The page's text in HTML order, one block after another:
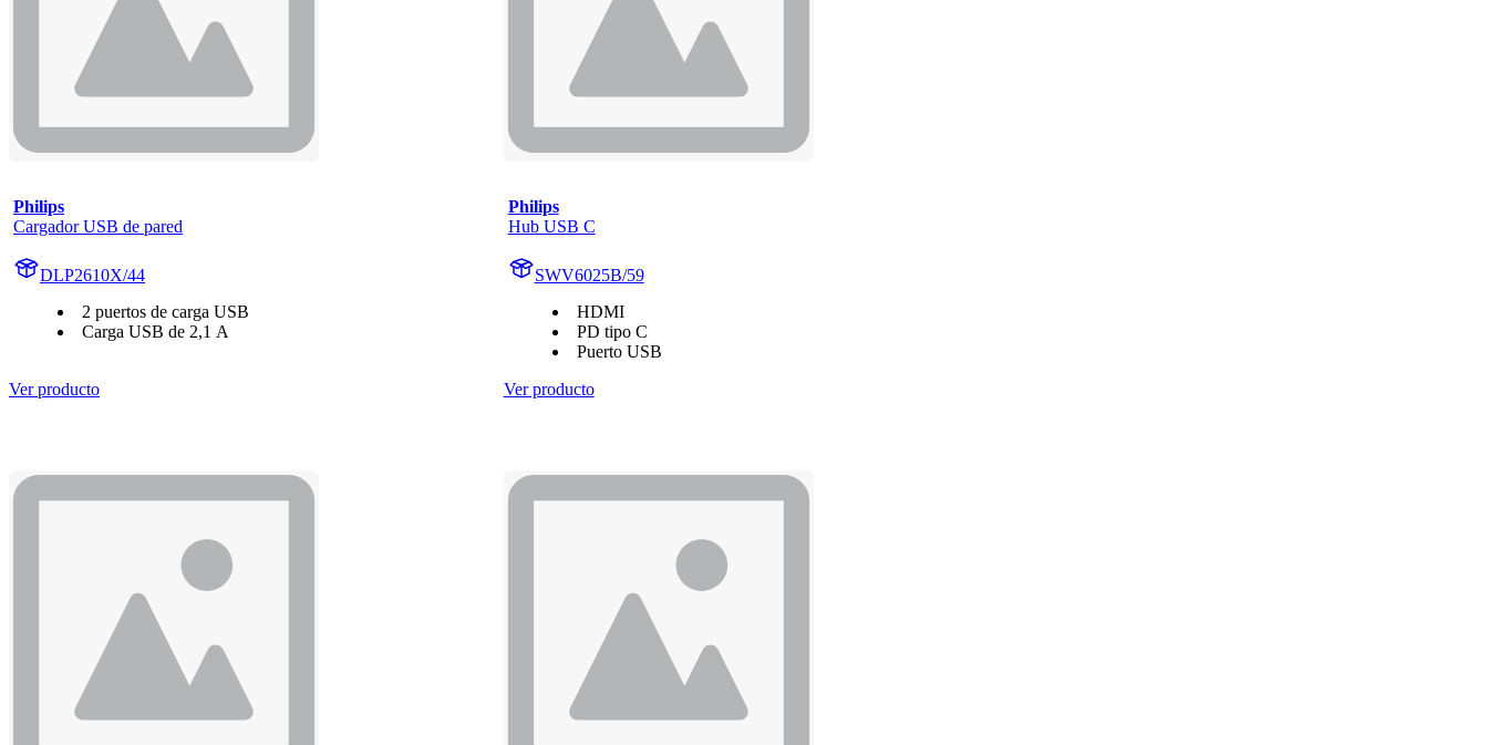
Philips
Cargador USB de pared
DLP2610X/44
2 puertos de carga USB
Carga USB de 2,1 A
Ver producto
Philips
Hub USB C
SWV6025B/59
HDMI
PD tipo C
Puerto USB
Ver producto